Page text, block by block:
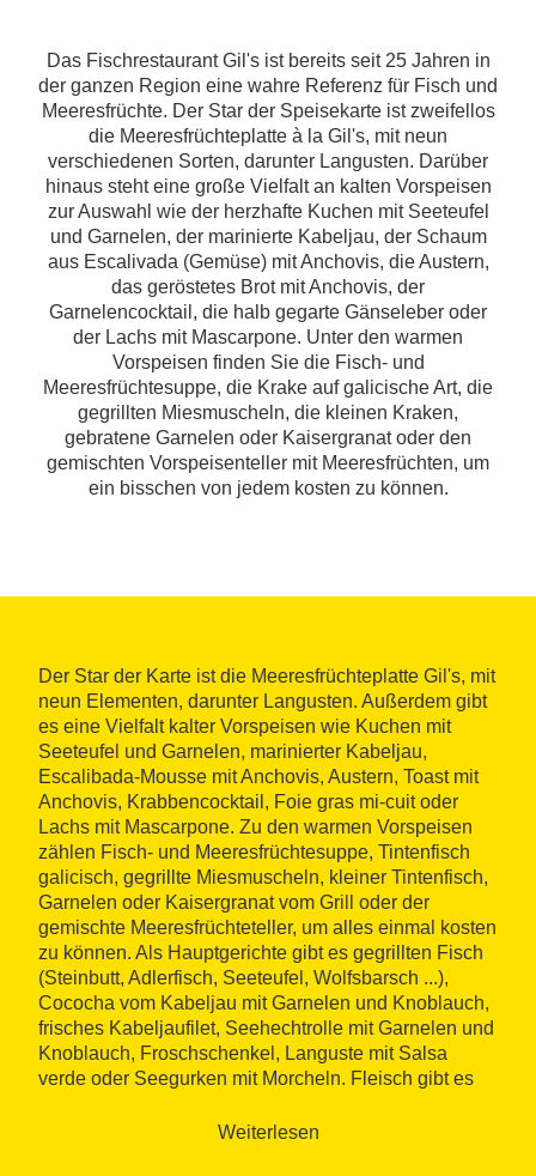
Das Fischrestaurant Gil's ist bereits seit 25 Jahren in
der ganzen Region eine wahre Referenz für Fisch und
Meeresfrüchte. Der Star der Speisekarte ist zweifellos
die Meeresfrüchteplatte à la Gil's, mit neun
verschiedenen Sorten, darunter Langusten. Darüber
hinaus steht eine große Vielfalt an kalten Vorspeisen
zur Auswahl wie der herzhafte Kuchen mit Seeteufel
und Garnelen, der marinierte Kabeljau, der Schaum
aus Escalivada (Gemüse) mit Anchovis, die Austern,
das geröstetes Brot mit Anchovis, der
Garnelencocktail, die halb gegarte Gänseleber oder
der Lachs mit Mascarpone. Unter den warmen
Vorspeisen finden Sie die Fisch- und
Meeresfrüchtesuppe, die Krake auf galicische Art, die
gegrillten Miesmuscheln, die kleinen Kraken,
gebratene Garnelen oder Kaisergranat oder den
gemischten Vorspeisenteller mit Meeresfrüchten, um
ein bisschen von jedem kosten zu können.
Der Star der Karte ist die Meeresfrüchteplatte Gil's, mit
neun Elementen, darunter Langusten. Außerdem gibt
es eine Vielfalt kalter Vorspeisen wie Kuchen mit
Seeteufel und Garnelen, marinierter Kabeljau,
Escalibada-Mousse mit Anchovis, Austern, Toast mit
Anchovis, Krabbencocktail, Foie gras mi-cuit oder
Lachs mit Mascarpone. Zu den warmen Vorspeisen
zählen Fisch- und Meeresfrüchtesuppe, Tintenfisch
galicisch, gegrillte Miesmuscheln, kleiner Tintenfisch,
Garnelen oder Kaisergranat vom Grill oder der
gemischte Meeresfrüchteteller, um alles einmal kosten
zu können. Als Hauptgerichte gibt es gegrillten Fisch
(Steinbutt, Adlerfisch, Seeteufel, Wolfsbarsch ...),
Cococha vom Kabeljau mit Garnelen und Knoblauch,
frisches Kabeljaufilet, Seehechtrolle mit Garnelen und
Knoblauch, Froschschenkel, Languste mit Salsa
verde oder Seegurken mit Morcheln. Fleisch gibt es
Weiterlesen